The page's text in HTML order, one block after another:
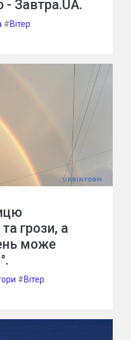
- Завтра.UA.
#Вітер
грози, а
може
#Вітер